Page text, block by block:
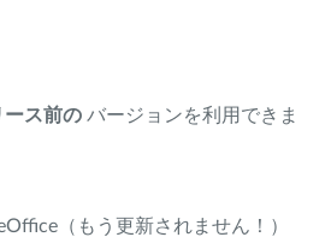
ース前の バージョンを利用できま
（もう更新されません！）